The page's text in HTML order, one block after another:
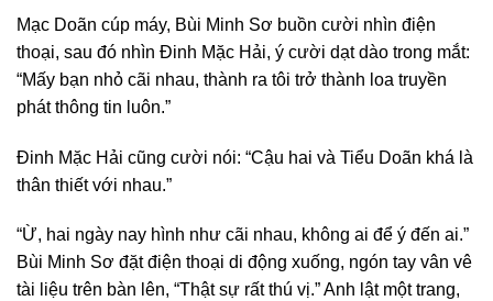
Mạc Doãn cúp máy, Bùi Minh Sơ buồn cười nhìn điện
thoại, sau đó nhìn Đinh Mặc Hải, ý cười dạt dào trong mắt:
“Mấy bạn nhỏ cãi nhau, thành ra tôi trở thành loa truyền
phát thông tin luôn.”
Đinh Mặc Hải cũng cười nói: “Cậu hai và Tiểu Doãn khá là
thân thiết với nhau.”
“Ừ, hai ngày nay hình như cãi nhau, không ai để ý đến ai.”
Bùi Minh Sơ đặt điện thoại di động xuống, ngón tay vân vê
tài liệu trên bàn lên, “Thật sự rất thú vị.” Anh lật một trang,